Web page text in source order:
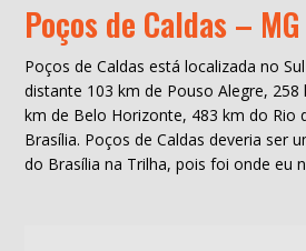
Poços de Caldas – MG
Poços de Caldas está localizada no
distante 103 km de Pouso Alegre, 258
km de Belo Horizonte, 483 km do Rio
Brasília. Poços de Caldas deveria ser
do Brasília na Trilha, pois foi onde eu